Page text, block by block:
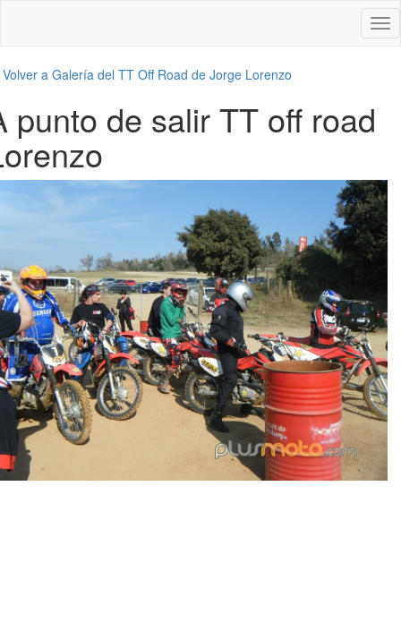
Volver a Galería del TT Off Road de Jorge Lorenzo
punto de salir TT off road